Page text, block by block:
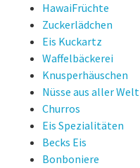
HawaiFrüchte
Zuckerlädchen
Eis Kuckartz
Waffelbäckerei
Knusperhäuschen
Nüsse aus aller Welt
Churros
Eis Spezialitäten
Becks Eis
Bonboniere